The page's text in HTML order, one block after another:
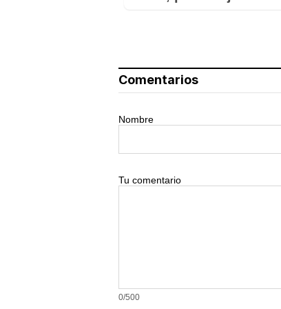
Comentarios
Nombre
Tu comentario
0/500